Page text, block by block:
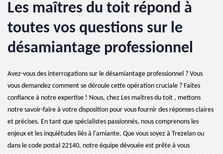
Les maîtres du toit répond à
toutes vos questions sur le
désamiantage professionnel
Avez-vous des interrogations sur le désamiantage professionnel ? Vous
vous demandez comment se déroule cette opération cruciale ? Faites
confiance à notre expertise ! Nous, chez Les maîtres du toit , mettons
notre savoir-faire à votre disposition pour vous fournir des réponses claires
et précises. En tant que spécialistes passionnés, nous comprenons les
enjeux et les inquiétudes liés à l'amiante. Que vous soyez à Trezelan ou
dans le code postal 22140, notre équipe dévouée est prête à vous